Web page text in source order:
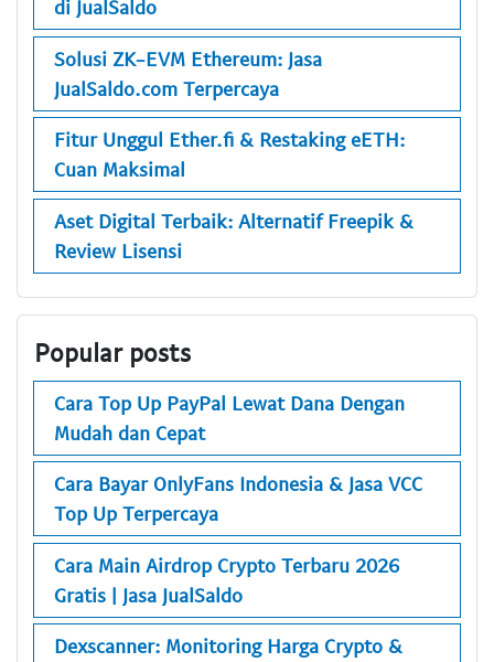
di JualSaldo
Solusi ZK-EVM Ethereum: Jasa
JualSaldo.com Terpercaya
Fitur Unggul Ether.fi & Restaking eETH:
Cuan Maksimal
Aset Digital Terbaik: Alternatif Freepik &
Review Lisensi
Popular posts
Cara Top Up PayPal Lewat Dana Dengan
Mudah dan Cepat
Cara Bayar OnlyFans Indonesia & Jasa VCC
Top Up Terpercaya
Cara Main Airdrop Crypto Terbaru 2026
Gratis | Jasa JualSaldo
Dexscanner: Monitoring Harga Crypto &